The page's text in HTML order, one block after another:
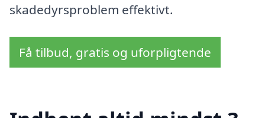
skadedyrsproblem effektivt.
Få tilbud, gratis og uforpligtende